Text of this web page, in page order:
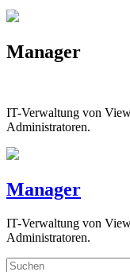
Manager
IT-Verwaltung von
Administratoren.
Manager
IT-Verwaltung von
Administratoren.